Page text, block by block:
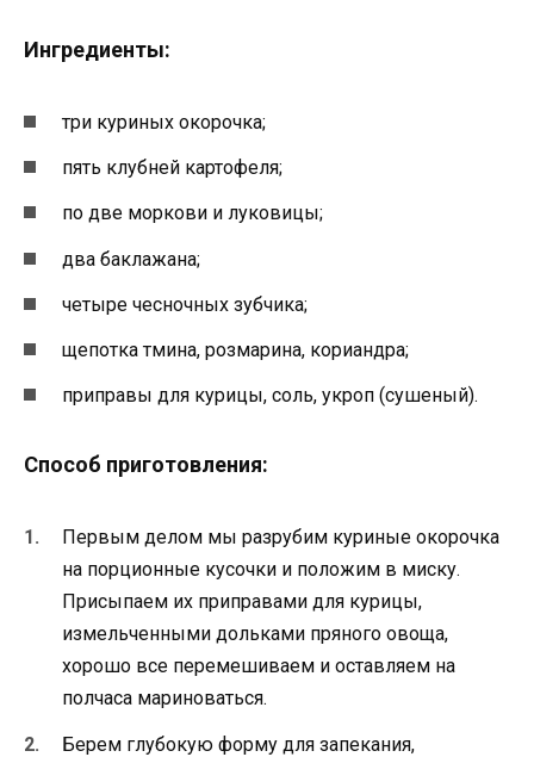
Ингредиенты:
три куриных окорочка;
пять клубней картофеля;
по две моркови и луковицы;
два баклажана;
четыре чесночных зубчика;
щепотка тмина, розмарина, кориандра;
приправы для курицы, соль, укроп (сушеный).
Способ приготовления:
Первым делом мы разрубим куриные окорочка
на порционные кусочки и положим в миску.
Присыпаем их приправами для курицы,
измельченными дольками пряного овоща,
хорошо все перемешиваем и оставляем на
полчаса мариноваться.
Берем глубокую форму для запекания,